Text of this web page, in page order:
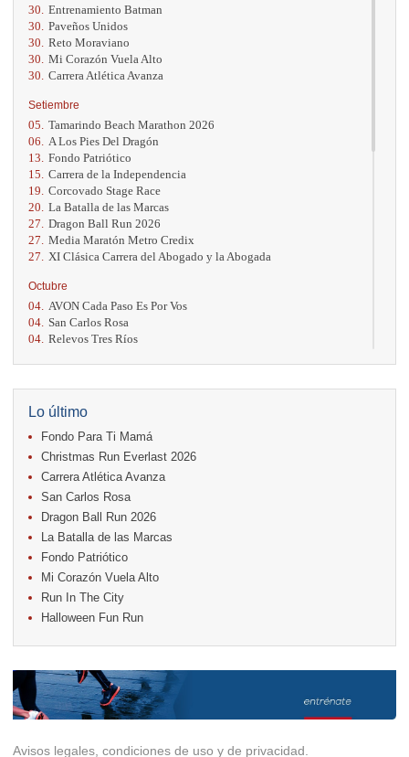
30. Entrenamiento Batman
30. Paveños Unidos
30. Reto Moraviano
30. Mi Corazón Vuela Alto
30. Carrera Atlética Avanza
Setiembre
05. Tamarindo Beach Marathon 2026
06.
A Los Pies Del Dragón
13. Fondo Patriótico
15. Carrera de la Independencia
19. Corcovado Stage Race
20. La Batalla de las Marcas
27. Dragon Ball Run 2026
27. Media Maratón Metro Credix
27.
XI Clásica Carrera del Abogado y la Abogada
Octubre
04. AVON Cada Paso Es Por Vos
04. San Carlos Rosa
04. Relevos Tres Ríos
17. Caribe Paradise Run
18.
Casa Turire Trail Run
18. Warriors Run Circuit
18. Samsung Jacó Beach Half Marathon 2026
25. KRun by Under Armour
25. Run Alajuela
Noviembre
08. Lindora Run
15. Entre Pan y Rosas
Diciembre
06. Trail Vulcania 2026
12. Media Maratón Puntarenas 2026
Lo último
Fondo Para Ti Mamá
Christmas Run Everlast 2026
Carrera Atlética Avanza
San Carlos Rosa
Dragon Ball Run 2026
La Batalla de las Marcas
Fondo Patriótico
Mi Corazón Vuela Alto
Run In The City
Halloween Fun Run
Avisos legales, condiciones de uso y de privacidad.